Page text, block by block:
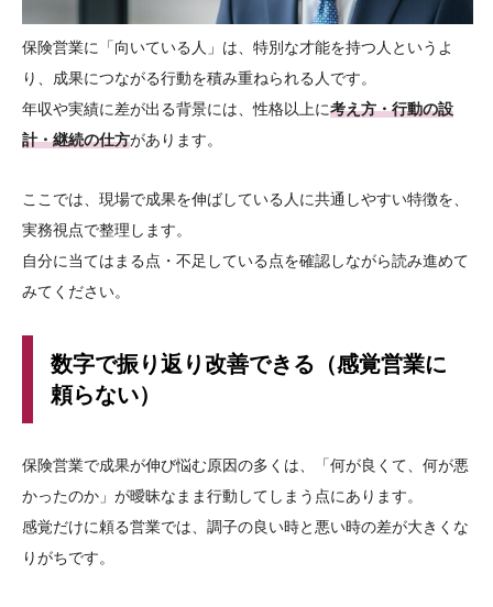
保険営業に「向いている人」は、特別な才能を持つ人というよ
り、成果につながる行動を積み重ねられる人です。
年収や実績に差が出る背景には、性格以上に考え方・行動の設
計・継続の仕方があります。
ここでは、現場で成果を伸ばしている人に共通しやすい特徴を、
実務視点で整理します。
自分に当てはまる点・不足している点を確認しながら読み進めて
みてください。
数字で振り返り改善できる（感覚営業に
頼らない）
保険営業で成果が伸び悩む原因の多くは、「何が良くて、何が悪
かったのか」が曖昧なまま行動してしまう点にあります。
感覚だけに頼る営業では、調子の良い時と悪い時の差が大きくな
りがちです。